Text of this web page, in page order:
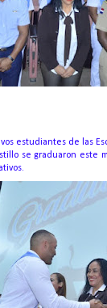
estudiantes de las
se graduaron este